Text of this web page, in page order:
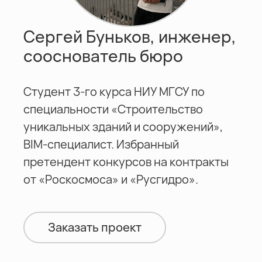
Сергей Буньков, инженер,
сооснователь бюро
Студент 3-го курса НИУ МГСУ по
специальности «Строительство
уникальных зданий и сооружений»,
BIM-специалист. Избранный
претендент конкурсов на контракты
от «Роскосмоса» и «Русгидро».
Заказать проект